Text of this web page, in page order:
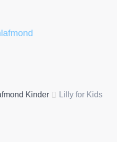
Kinder Lilly for Kids